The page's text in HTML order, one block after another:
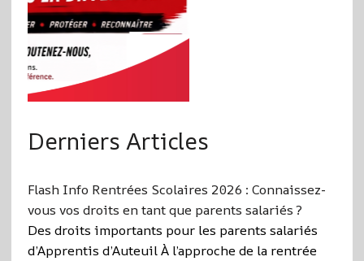
Derniers Articles
Flash Info Rentrées Scolaires 2026 : Connaissez-
vous vos droits en tant que parents salariés ?
Des droits importants pour les parents salariés
d’Apprentis d’Auteuil À l’approche de la rentrée